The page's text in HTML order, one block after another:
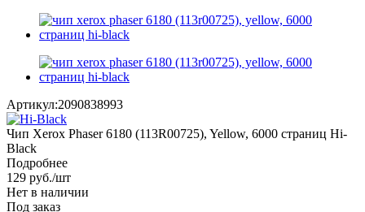
Артикул:2090838993
Чип Xerox Phaser 6180 (113R00725), Yellow, 6000 страниц Hi-
Black
Подробнее
129 руб./шт
Нет в наличии
Под заказ